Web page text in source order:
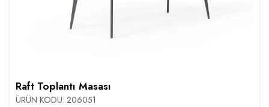
Raft Toplantı Masası
ÜRÜN KODU: 206051